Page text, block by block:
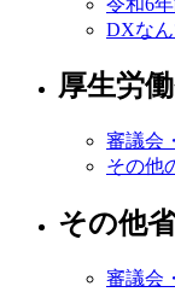
DXな
厚生労
審議会
その他
その他
審議会